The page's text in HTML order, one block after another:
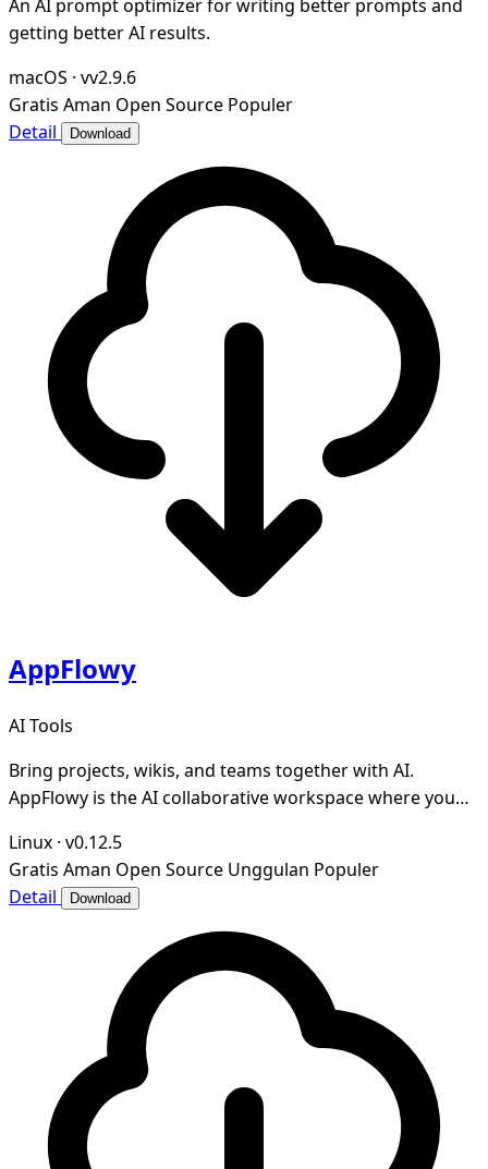
An AI prompt optimizer for writing better prompts and
getting better AI results.
macOS · vv2.9.6
Gratis Aman Open Source Populer
Detail
Download
AppFlowy
AI Tools
Bring projects, wikis, and teams together with AI.
AppFlowy is the AI collaborative workspace where you
Linux · v0.12.5
Gratis Aman Open Source Unggulan Populer
Detail
Download